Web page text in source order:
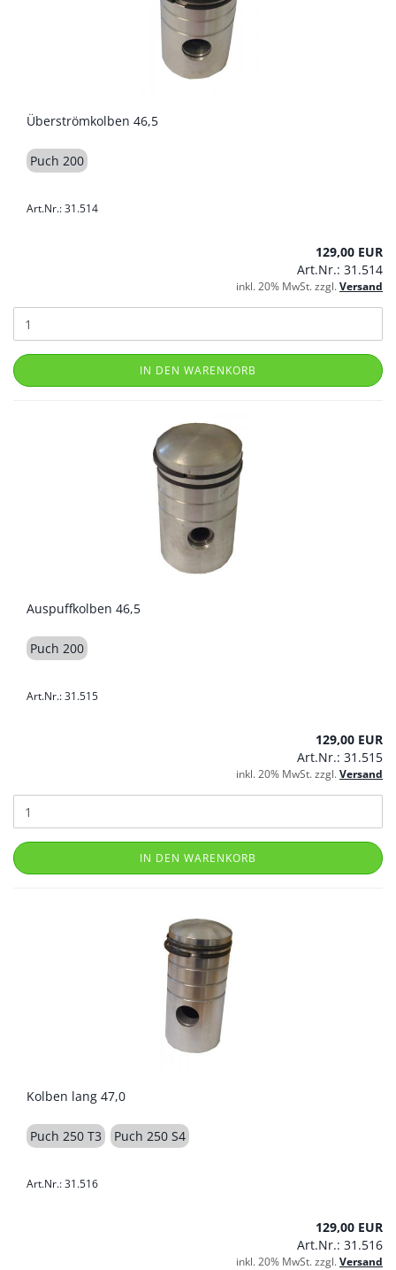
Überströmkolben 46,5
Puch 200
Art.Nr.: 31.514
129,00 EUR
Art.Nr.: 31.514
inkl. 20% MwSt. zzgl.Versand
IN DEN WARENKORB
Auspuffkolben 46,5
Puch 200
Art.Nr.: 31.515
129,00 EUR
Art.Nr.: 31.515
inkl. 20% MwSt. zzgl.Versand
IN DEN WARENKORB
Kolben lang 47,0
Puch 250 T3 Puch 250 S4
Art.Nr.: 31.516
129,00 EUR
Art.Nr.: 31.516
inkl. 20% MwSt. zzgl.Versand